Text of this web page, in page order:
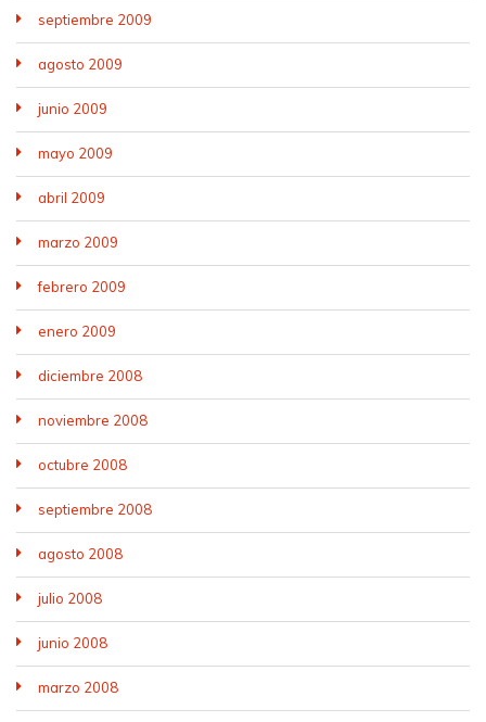
septiembre 2009
agosto 2009
junio 2009
mayo 2009
abril 2009
marzo 2009
febrero 2009
enero 2009
diciembre 2008
noviembre 2008
octubre 2008
septiembre 2008
agosto 2008
julio 2008
junio 2008
marzo 2008